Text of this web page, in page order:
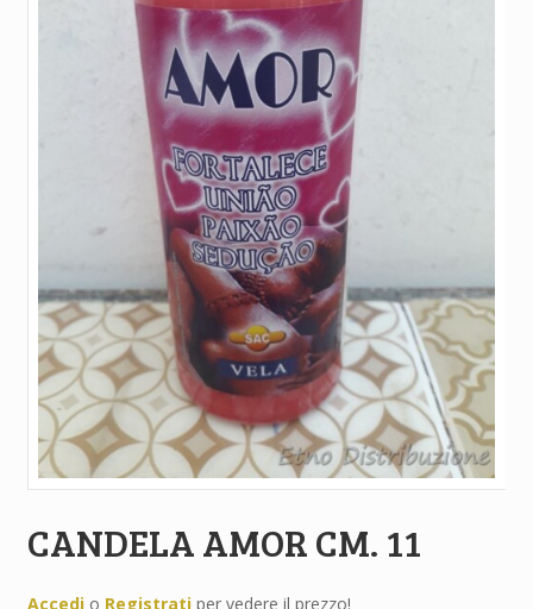
CANDELA AMOR CM. 11
Accedio Registratiper vedere il prezzo!